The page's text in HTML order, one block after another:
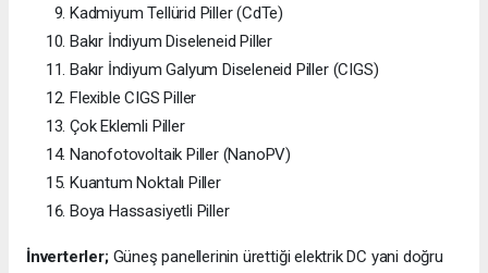
Kadmiyum Tellürid Piller (CdTe)
Bakır İndiyum Diseleneid Piller
Bakır İndiyum Galyum Diseleneid Piller (CIGS)
Flexible CIGS Piller
Çok Eklemli Piller
Nanofotovoltaik Piller (NanoPV)
Kuantum Noktalı Piller
Boya Hassasiyetli Piller
İnverterler;Güneş panellerinin ürettiği elektrik DC yani doğru